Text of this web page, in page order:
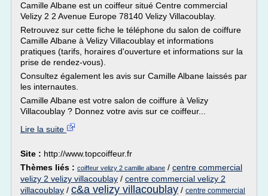
Camille Albane est un coiffeur situé Centre commercial
Velizy 2 2 Avenue Europe 78140 Velizy Villacoublay.
Retrouvez sur cette fiche le téléphone du salon de coiffure
Camille Albane à Velizy Villacoublay et informations
pratiques (tarifs, horaires d'ouverture et informations sur la
prise de rendez-vous).
Consultez également les avis sur Camille Albane laissés par
les internautes.
Camille Albane est votre salon de coiffure à Velizy
Villacoublay ? Donnez votre avis sur ce coiffeur...
Lire la suite
Site : http://www.topcoiffeur.fr
Thèmes liés : coiffeur velizy 2 camille albane / centre commercial
velizy 2 velizy villacoublay / centre commercial velizy 2
villacoublay / c&a velizy villacoublay / centre commercial